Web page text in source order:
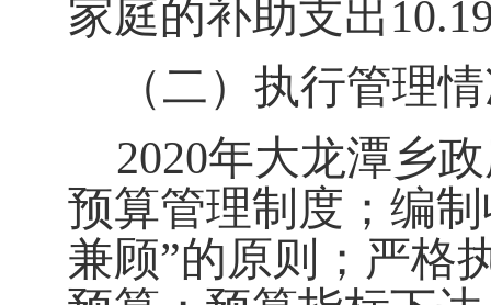
家庭的补助支出
（二）执行管理
2020年大龙潭乡
预算管理制度；编
兼顾”的原则；严格